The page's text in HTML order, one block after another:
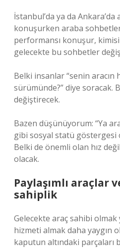
İstanbul’da ya da
konuşurken araba
performansı konuşur,
gelecekte bu sohbetler
Belki insanlar “senin aracın
sürümünde?” diye soracak.
değiştirecek.
Bazen düşünüyorum: “Ya
gibi sosyal statü göstergesi
Belki de önemli olan hız
olacak.
Paylaşımlı araçlar
sahiplik
Gelecekte araç sahibi
hizmeti almak daha yaygın
kaputun altındaki parçaları